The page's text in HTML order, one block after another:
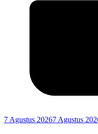
7 Agustus 20267 Agustus